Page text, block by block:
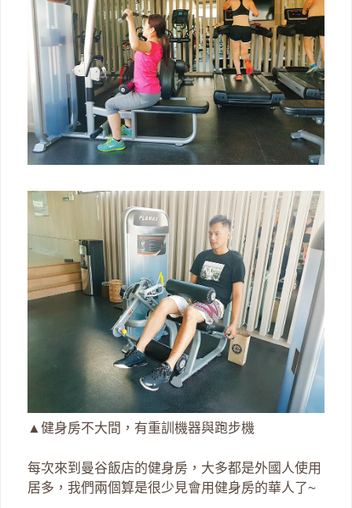
▲健身房不大間，有重訓機器與跑步機
每次來到曼谷飯店的健身房，大多都是外國人使用
居多，我們兩個算是很少見會用健身房的華人了~